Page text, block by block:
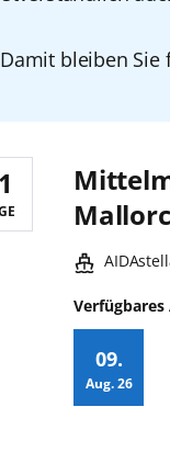
bleiben Sie
Schiff:
09.
Aug. 26